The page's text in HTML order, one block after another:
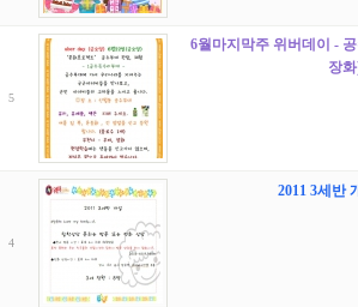
5
6월마지막주 위버데이 -
장
4
2011 3세반